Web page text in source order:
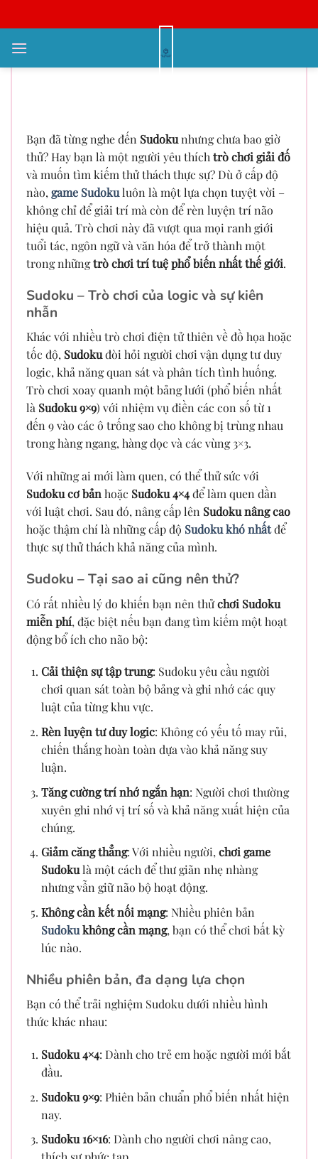
qua
nội
Sudoku – Từ trò chơi đơn giản đến
Bạn đã từng nghe đến Sudokunhưng chưa bao giờ
thử? Hay bạn là một người yêu thích trò chơi giải đố
và muốn tìm kiếm thử thách thực sự? Dù ở cấp độ
nào, game Sudokuluôn là một lựa chọn tuyệt vời –
không chỉ để giải trí mà còn để rèn luyện trí não
hiệu quả. Trò chơi này đã vượt qua mọi ranh giới
tuổi tác, ngôn ngữ và văn hóa để trở thành một
trong nhữngtrò chơi trí tuệ phổ biến nhất thế giới.
Sudoku – Trò chơi của logic và sự kiên
nhẫn
Khác với nhiều trò chơi điện tử thiên về đồ họa hoặc
tốc độ, Sudokuđòi hỏi người chơi vận dụng tư duy
logic, khả năng quan sát và phân tích tình huống.
Trò chơi xoay quanh một bảng lưới (phổ biến nhất
là Sudoku 9×9) với nhiệm vụ điền các con số từ 1
đến 9 vào các ô trống sao cho không bị trùng nhau
trong hàng ngang, hàng dọc và các vùng 3×3.
Với những ai mới làm quen, có thể thử sức với
Sudoku cơ bản hoặc Sudoku 4×4để làm quen dần
với luật chơi. Sau đó, nâng cấp lên Sudoku nâng cao
hoặc thậm chí là những cấp độ Sudoku khó nhấtđể
thực sự thử thách khả năng của mình.
Sudoku – Tại sao ai cũng nên thử?
Có rất nhiều lý do khiến bạn nên thửchơi Sudoku
miễn phí, đặc biệt nếu bạn đang tìm kiếm một hoạt
động bổ ích cho não bộ:
Cải thiện sự tập trung: Sudoku yêu cầu người
chơi quan sát toàn bộ bảng và ghi nhớ các quy
luật của từng khu vực.
Rèn luyện tư duy logic: Không có yếu tố may rủi,
chiến thắng hoàn toàn dựa vào khả năng suy
luận.
Tăng cường trí nhớ ngắn hạn: Người chơi thường
xuyên ghi nhớ vị trí số và khả năng xuất hiện của
chúng.
Giảm căng thẳng: Với nhiều người, chơi game
Sudokulà một cách để thư giãn nhẹ nhàng
nhưng vẫn giữ não bộ hoạt động.
Không cần kết nối mạng: Nhiều phiên bản
Sudokukhông cần mạng, bạn có thể chơi bất kỳ
lúc nào.
Nhiều phiên bản, đa dạng lựa chọn
Bạn có thể trải nghiệm Sudoku dưới nhiều hình
thức khác nhau:
Sudoku 4×4: Dành cho trẻ em hoặc người mới bắt
đầu.
Sudoku 9×9: Phiên bản chuẩn phổ biến nhất hiện
nay.
Sudoku 16×16: Dành cho người chơi nâng cao,